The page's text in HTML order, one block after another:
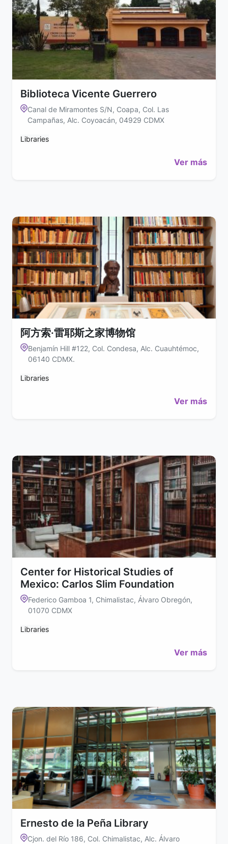
Biblioteca Vicente Guerrero
Canal de Miramontes S/N, Coapa, Col. Las
Campañas, Alc. Coyoacán, 04929 CDMX
Libraries
Ver más
阿方索·雷耶斯之家博物馆
Benjamín Hill #122, Col. Condesa, Alc. Cuauhtémoc,
06140 CDMX.
Libraries
Ver más
Center for Historical Studies of
Mexico: Carlos Slim Foundation
Federico Gamboa 1, Chimalistac, Álvaro Obregón,
01070 CDMX
Libraries
Ver más
Ernesto de la Peña Library
Cjon. del Río 186, Col. Chimalistac, Alc. Álvaro